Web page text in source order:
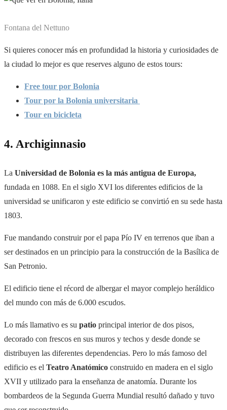
Fontana del Nettuno
Si quieres conocer más en profundidad la historia y curiosidades de
la ciudad lo mejor es que reserves alguno de estos tours:
Free tour por Bolonia
Tour por la Bolonia universitaria
Tour en bicicleta
4. Archiginnasio
La Universidad de Bolonia es la más antigua de Europa,
fundada en 1088. En el siglo XVI los diferentes edificios de la
universidad se unificaron y este edificio se convirtió en su sede hasta
1803.
Fue mandando construir por el papa Pío IV en terrenos que iban a
ser destinados en un principio para la construcción de la Basílica de
San Petronio.
El edificio tiene el récord de albergar el mayor complejo heráldico
del mundo con más de 6.000 escudos.
Lo más llamativo es su patio principal interior de dos pisos,
decorado con frescos en sus muros y techos y desde donde se
distribuyen las diferentes dependencias. Pero lo más famoso del
edificio es el Teatro Anatómico construido en madera en el siglo
XVII y utilizado para la enseñanza de anatomía. Durante los
bombardeos de la Segunda Guerra Mundial resultó dañado y tuvo